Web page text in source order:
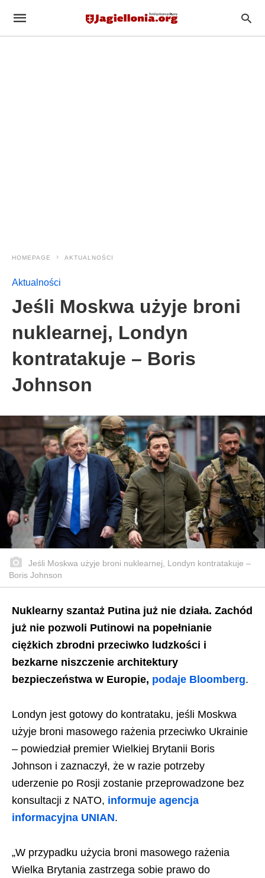
HOMEPAGE AKTUALNOŚCI
Aktualności
Jeśli Moskwa użyje broni
nuklearnej, Londyn
kontratakuje – Boris
Johnson
Jeśli Moskwa użyje broni nuklearnej, Londyn kontratakuje –
Boris Johnson
Nuklearny szantaż Putina już nie działa. Zachód
już nie pozwoli Putinowi na popełnianie
ciężkich zbrodni przeciwko ludzkości i
bezkarne niszczenie architektury
bezpieczeństwa w Europie, podaje Bloomberg.
Londyn jest gotowy do kontrataku, jeśli Moskwa
użyje broni masowego rażenia przeciwko Ukrainie
– powiedział premier Wielkiej Brytanii Boris
Johnson i zaznaczył, że w razie potrzeby
uderzenie po Rosji zostanie przeprowadzone bez
konsultacji z NATO, informuje agencja
informacyjna UNIAN.
„W przypadku użycia broni masowego rażenia
Wielka Brytania zastrzega sobie prawo do